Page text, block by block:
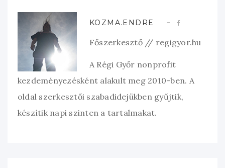
KOZMA.ENDRE
Főszerkesztő // regigyor.hu
A Régi Győr nonprofit
kezdeményezésként alakult meg 2010-ben. A
oldal szerkesztői szabadidejükben gyűjtik,
készítik napi szinten a tartalmakat.